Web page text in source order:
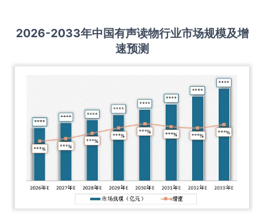
2026-2033年中国有声读物行业市场规模及增
速预测